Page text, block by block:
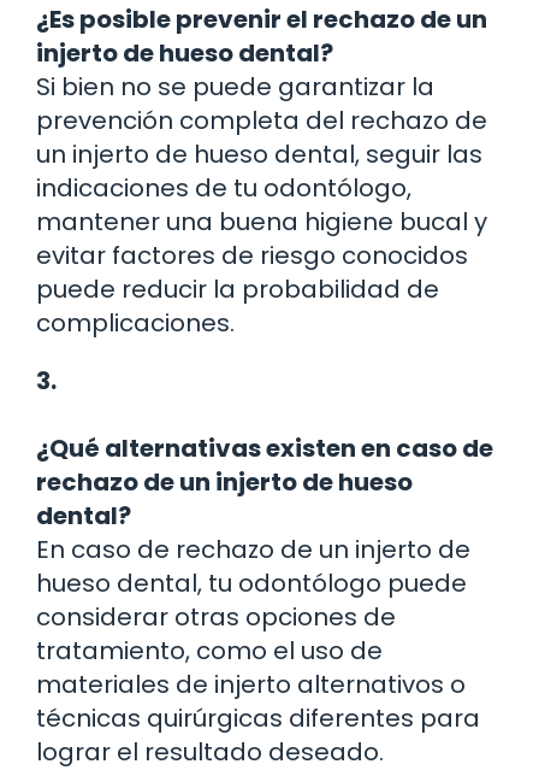
¿Es posible prevenir el rechazo de un
injerto de hueso dental?
Si bien no se puede garantizar la
prevención completa del rechazo de
un injerto de hueso dental, seguir las
indicaciones de tu odontólogo,
mantener una buena higiene bucal y
evitar factores de riesgo conocidos
puede reducir la probabilidad de
complicaciones.
3.
¿Qué alternativas existen en caso de
rechazo de un injerto de hueso
dental?
En caso de rechazo de un injerto de
hueso dental, tu odontólogo puede
considerar otras opciones de
tratamiento, como el uso de
materiales de injerto alternativos o
técnicas quirúrgicas diferentes para
lograr el resultado deseado.